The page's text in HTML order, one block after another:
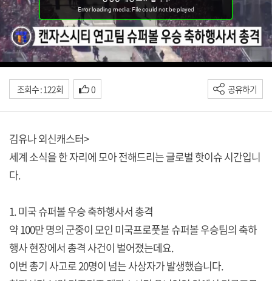
조회수 : 122회 0 공유하기
김유나 외신캐스터>
세계 소식을 한 자리에 모아 전해드리는 글로벌 핫이슈 시간입니
다.
1. 미국 슈퍼볼 우승 축하행사서 총격
약 100만 명의 군중이 모인 미국프로풋볼 슈퍼볼 우승팀의 축하
행사 현장에서 총격 사건이 벌어졌는데요.
이번 총기 사고로 20명이 넘는 사상자가 발생했습니다.